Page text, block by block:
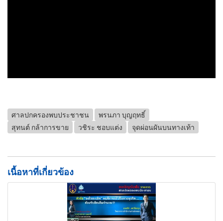
ศาลปกครองพบประชาชน
พรนภา บุญฤทธิ์
สุทนต์ กล้าการขาย
วชิระ ชอบแต่ง จุดผ่อนผันบนทางเท้า
เนื้อหาที่เกี่ยวข้อง